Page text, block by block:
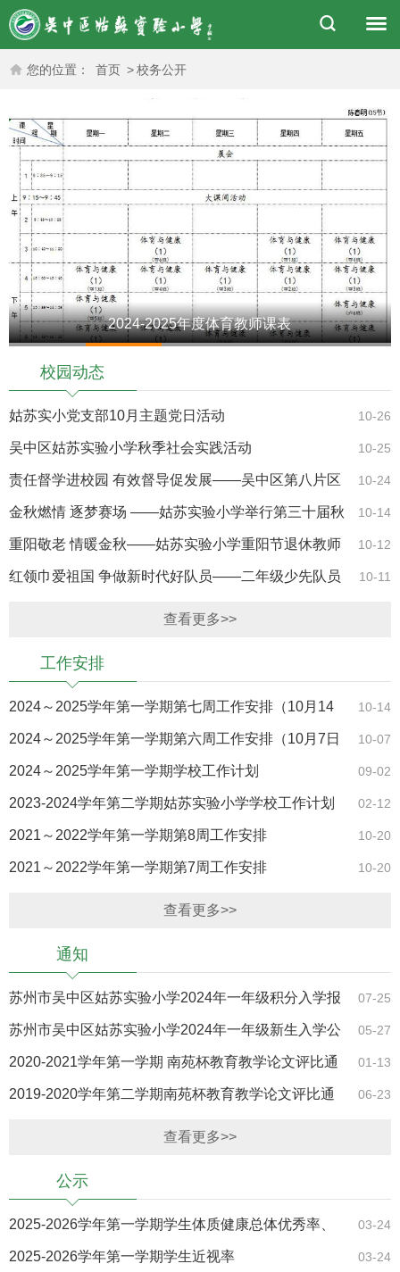
您的位置： 首页 >校务公开
2024-2025年度体育教师课表
校园动态
10-26
姑苏实小党支部10月主题党日活动
10-25
吴中区姑苏实验小学秋季社会实践活动
10-24
责任督学进校园 有效督导促发展——吴中区第八片区
责任督学莅校督导 10-14
金秋燃情 逐梦赛场 ——姑苏实验小学举行第三十届秋
季运动会 10-12
重阳敬老 情暖金秋——姑苏实验小学重阳节退休教师
返校活动 10-11
红领巾爱祖国 争做新时代好队员——二年级少先队员
查看更多>>
工作安排
10-14
2024～2025学年第一学期第七周工作安排（10月14
日～10月18日） 10-07
2024～2025学年第一学期第六周工作安排（10月7日
～10月12日） 09-02
2024～2025学年第一学期学校工作计划
02-12
2023-2024学年第二学期姑苏实验小学学校工作计划
10-20
2021～2022学年第一学期第8周工作安排
10-20
2021～2022学年第一学期第7周工作安排
查看更多>>
通知
07-25
苏州市吴中区姑苏实验小学2024年一年级积分入学报
名通知 05-27
苏州市吴中区姑苏实验小学2024年一年级新生入学公
告 01-13
2020-2021学年第一学期 南苑杯教育教学论文评比通
知 06-23
2019-2020学年第二学期南苑杯教育教学论文评比通
查看更多>>
公示
03-24
2025-2026学年第一学期学生体质健康总体优秀率、
良好率、合格率 03-24
2025-2026学年第一学期学生近视率